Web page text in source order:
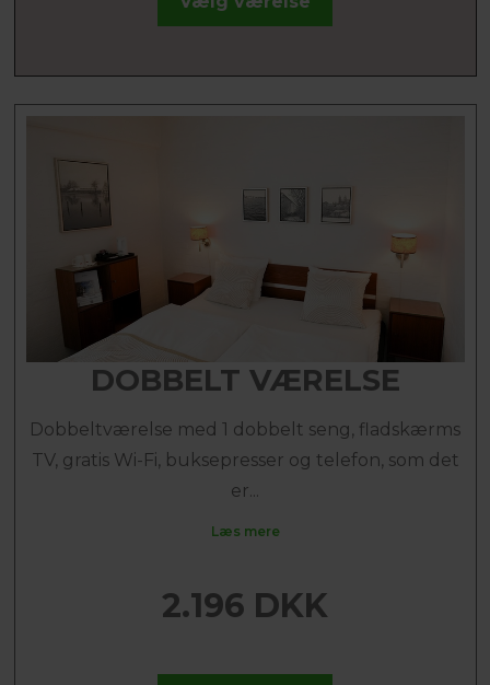
DOBBELT VÆRELSE
Dobbeltværelse med 1 dobbelt seng, fladskærms
TV, gratis Wi-Fi, buksepresser og telefon, som det
er...
Læs mere
2.196 DKK